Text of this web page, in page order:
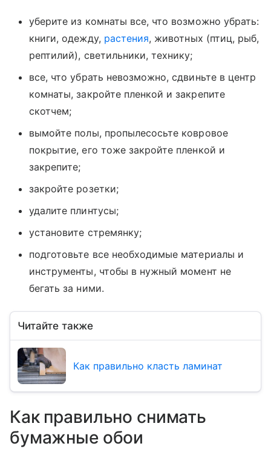
уберите из комнаты все, что возможно убрать:
книги, одежду, растения, животных (птиц, рыб,
рептилий), светильники, технику;
все, что убрать невозможно, сдвиньте в центр
комнаты, закройте пленкой и закрепите
скотчем;
вымойте полы, пропылесосьте ковровое
покрытие, его тоже закройте пленкой и
закрепите;
закройте розетки;
удалите плинтусы;
установите стремянку;
подготовьте все необходимые материалы и
инструменты, чтобы в нужный момент не
бегать за ними.
Читайте также
Как правильно класть ламинат
Как правильно снимать
бумажные обои